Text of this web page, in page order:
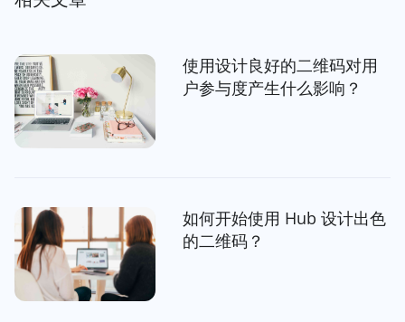
使用设计良好的二维码对用
户参与度产生什么影响？
如何开始使用 Hub 设计出色
的二维码？